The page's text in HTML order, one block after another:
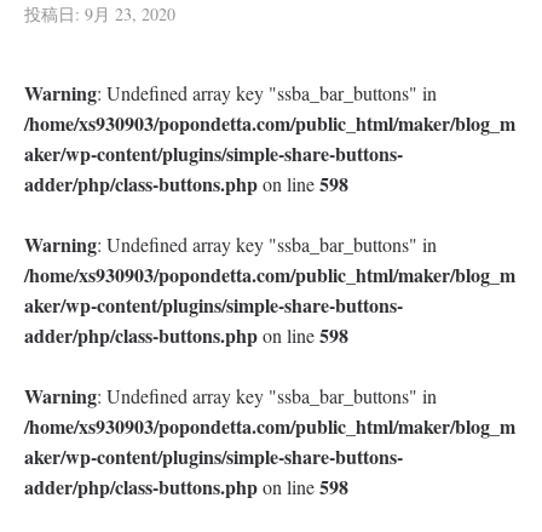
投稿日: 9月 23, 2020
Warning: Undefined array key "ssba_bar_buttons" in
/home/xs930903/popondetta.com/public_html/maker/blog_m
aker/wp-content/plugins/simple-share-buttons-
adder/php/class-buttons.phpon line598
Warning: Undefined array key "ssba_bar_buttons" in
/home/xs930903/popondetta.com/public_html/maker/blog_m
aker/wp-content/plugins/simple-share-buttons-
adder/php/class-buttons.phpon line598
Warning: Undefined array key "ssba_bar_buttons" in
/home/xs930903/popondetta.com/public_html/maker/blog_m
aker/wp-content/plugins/simple-share-buttons-
adder/php/class-buttons.phpon line598